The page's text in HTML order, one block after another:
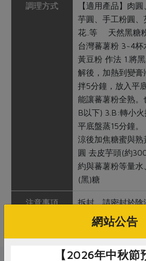
調理方式
【適用產品】肉
芋圓、手工粉圓、
花..等 天然黑糖
台灣蕃薯粉 3~4
黃豆粉 作法 1.將
解後，加熱到變
拌5分鐘，放入平
能讓蕃薯粉全熟
B以下) 3.B:轉小火
平底盤蒸15分鐘
涼後加焦糖蜜與
圓 去皮芋頭(約
約與蕃薯粉等量水
(黑)糖
注意事項
拆封，請密封於
用完網站公告
【2026年中秋節